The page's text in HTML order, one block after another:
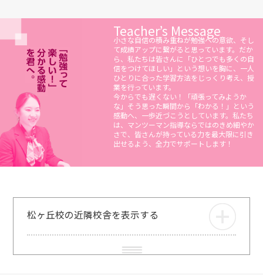
Teacher’s Message
小さな自信の積み重ねが勉強への意欲、そし
て成績アップに繋がると思っています。だか
ら、私たちは皆さんに「ひとつでも多くの自
信をつけてほしい」という想いを胸に、一人
ひとりに合った学習方法をじっくり考え、授
業を行っています。
今からでも遅くない！「頑張ってみようか
な」そう思った瞬間から「わかる！」という
感動へ、一歩近づこうとしています。私たち
は、マンツーマン指導ならではのきめ細やか
さで、皆さんが持っている力を最大限に引き
出せるよう、全力でサポートします！
松ヶ丘校の近隣校舎を表示する